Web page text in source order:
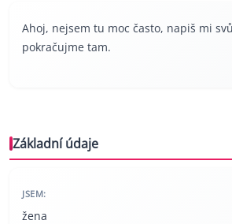
Ahoj, nejsem tu moc často, napiš mi
pokračujme tam.
Základní údaje
JSEM:
žena